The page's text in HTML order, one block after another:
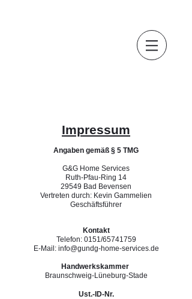
Impressum
Angaben gemäß § 5 TMG
G&G Home Services
Ruth-Pfau-Ring 14
29549 Bad Bevensen
​Vertreten durch: Kevin Gammelien
Geschäftsführer
Kontakt
Telefon: 0151/65741759
E-Mail: info@gundg-home-services.de
Handwerkskammer
Braunschweig-Lüneburg-Stade
Ust.-ID-Nr.